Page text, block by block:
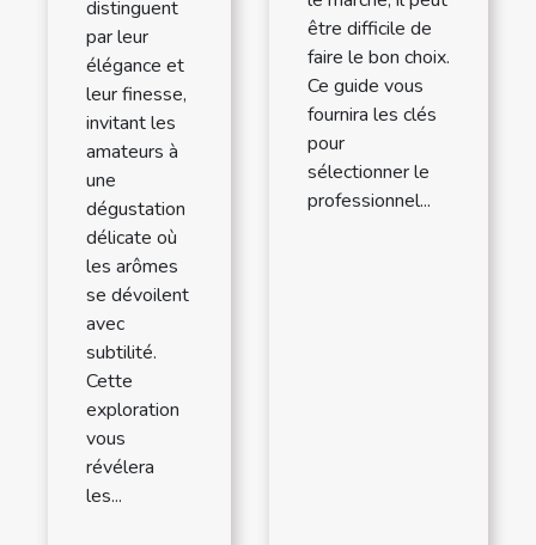
distinguent
par leur
élégance et
leur finesse,
invitant les
amateurs à
une
dégustation
délicate où
les arômes
se dévoilent
avec
subtilité.
Cette
exploration
vous
révélera
les...
être difficile de
faire le bon choix.
Ce guide vous
fournira les clés
pour
sélectionner le
professionnel...